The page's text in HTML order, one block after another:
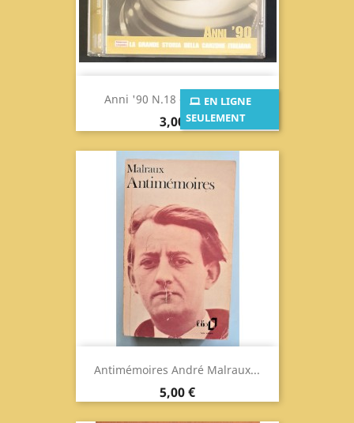
EN LIGNE
SEULEMENT
Anni '90 N.18 - La Grande...
Prix
3,00 €
Antimémoires André Malraux...
Prix
5,00 €